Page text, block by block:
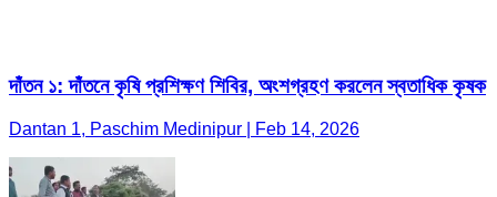
দাঁতন ১: দাঁতনে কৃষি প্রশিক্ষণ শিবির, অংশগ্রহণ করলেন স্বতাধিক কৃষক
Dantan 1, Paschim Medinipur | Feb 14, 2026